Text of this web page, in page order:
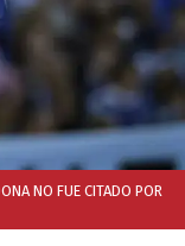
NO FUE CITADO POR